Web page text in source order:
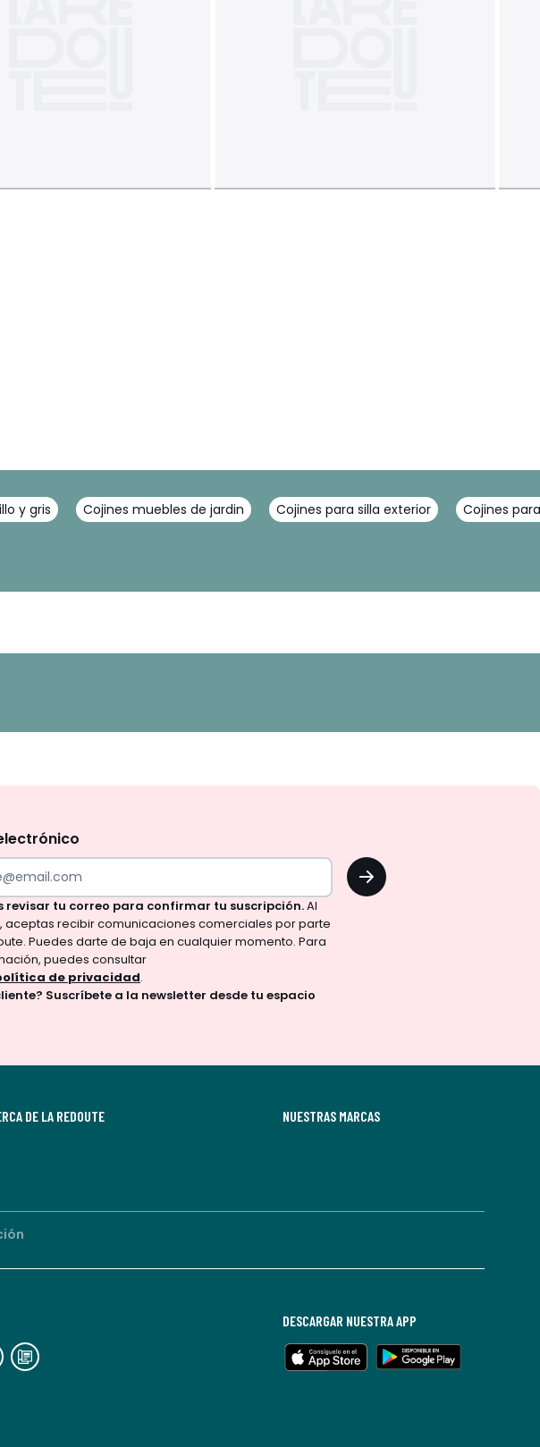
y gris Cojines muebles de jardin Cojines para silla exterior Cojines
OK
revisar tu correo para confirmar tu suscripción.Al
aceptas recibir comunicaciones comerciales por parte
Puedes darte de baja en cualquier momento. Para
puedes consultar
de privacidad.
Suscríbete a la newsletter desde tu espacio
DE LA REDOUTE NUESTRAS MARCAS
DESCARGAR NUESTRA APP